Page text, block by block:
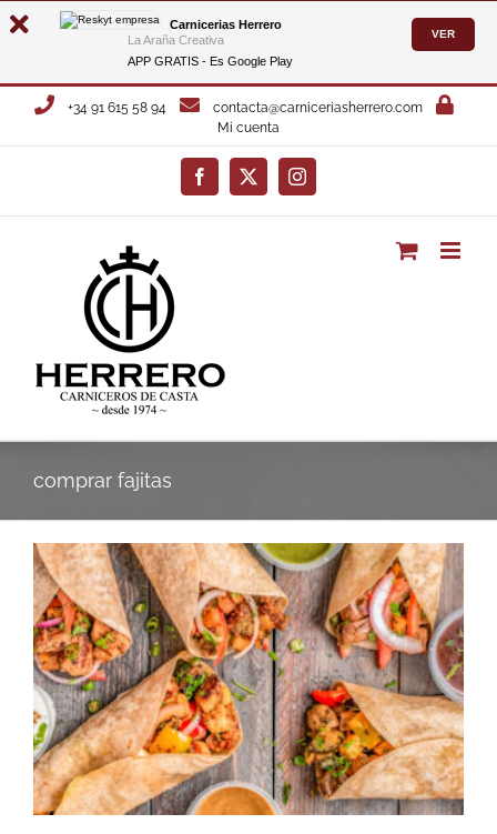
Carnicerias Herrero
La Araña Creativa
APP GRATIS - Es Google Play
VER
Saltar
+34 91 615 58 94
contacta@carniceriasherrero.com
Mi cuenta
Facebook
X Instagram
comprar fajitas